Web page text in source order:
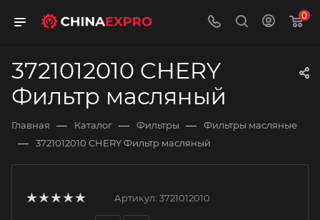
0
3721012010 CHERY
Фильтр масляный
Главная — Каталог — Фильтры — Фильтры масляные
— 3721012010 CHERY Фильтр масляный
Артикул: 3721012010